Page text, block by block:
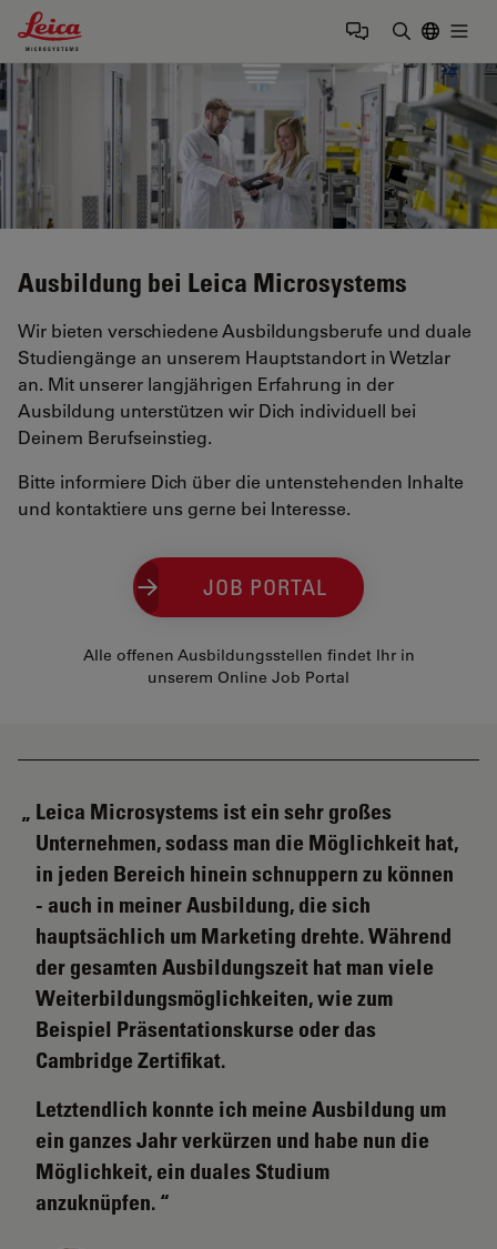
Leica Microsystems Logo
Ausbildung bei Leica Microsystems
Wir bieten verschiedene Ausbildungsberufe und duale
Studiengänge an unserem Hauptstandort in Wetzlar
an. Mit unserer langjährigen Erfahrung in der
Ausbildung unterstützen wir Dich individuell bei
Deinem Berufseinstieg.
Bitte informiere Dich über die untenstehenden Inhalte
und kontaktiere uns gerne bei Interesse.
JOB PORTAL
Alle offenen Ausbildungsstellen findet Ihr in
unserem Online Job Portal
Leica Microsystems ist ein sehr großes
Unternehmen, sodass man die Möglichkeit hat,
in jeden Bereich hinein schnuppern zu können
- auch in meiner Ausbildung, die sich
hauptsächlich um Marketing drehte. Während
der gesamten Ausbildungszeit hat man viele
Weiterbildungsmöglichkeiten, wie zum
Beispiel Präsentationskurse oder das
Cambridge Zertifikat.
Letztendlich konnte ich meine Ausbildung um
ein ganzes Jahr verkürzen und habe nun die
Möglichkeit, ein duales Studium
anzuknüpfen.